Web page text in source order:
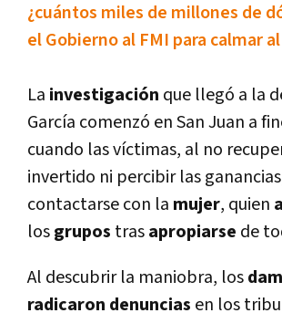
¿cuántos miles de millones de
el Gobierno al FMI para calmar
La investigación que llegó a la
Garcí­a comenzó en San Juan a
cuando las ví­ctimas, al no
invertido ni percibir las
contactarse con la mujer, quien
losgrupos trasapropiarse de
Al descubrir la maniobra, los
radicaron denuncias en los